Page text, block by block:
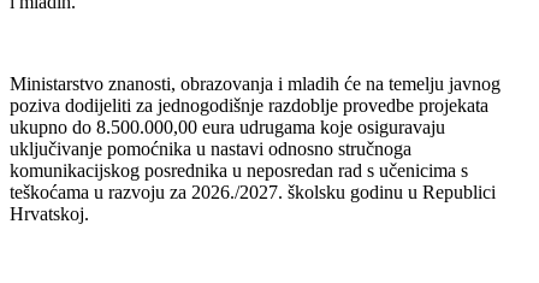
Ministarstvo znanosti, obrazovanja i mladih će na temelju javnog
poziva dodijeliti za jednogodišnje razdoblje provedbe projekata
ukupno do 8.500.000,00 eura udrugama koje osiguravaju
uključivanje pomoćnika u nastavi odnosno stručnoga
komunikacijskog posrednika u neposredan rad s učenicima s
teškoćama u razvoju za 2026./2027. školsku godinu u Republici
Hrvatskoj.